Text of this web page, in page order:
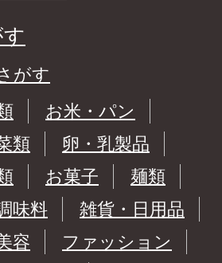
がす
お米・パン
類
卵・乳製品
お菓子
麺類
味料
雑貨・日用品
容
ファッション